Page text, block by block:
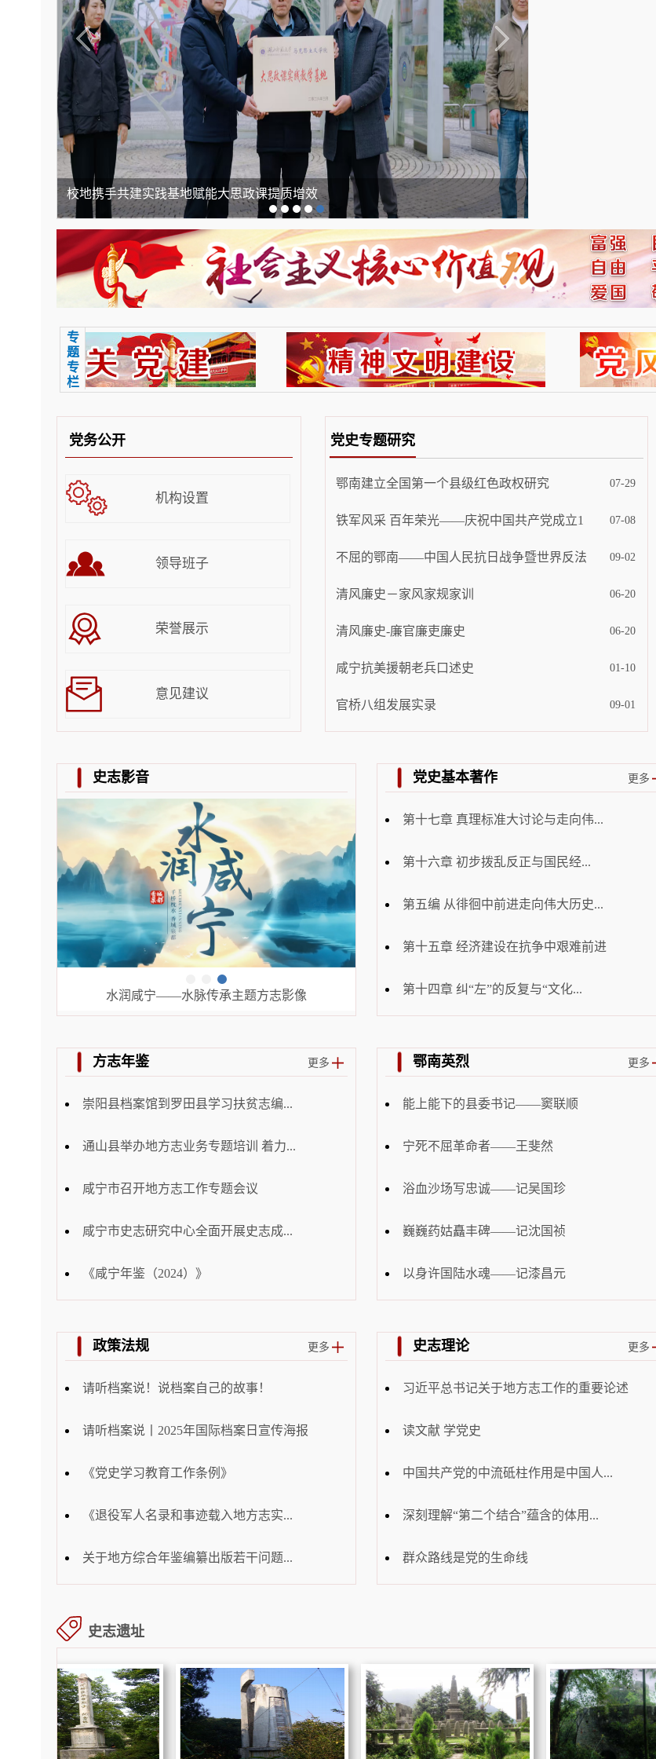
校地携手共建实践基地赋能大思政课提质增效
专
题
专
栏
党务公开
机构设置
领导班子
荣誉展示
意见建议
党史专题研究
鄂南建立全国第一个县级红色政权研究 07-29
铁军风采 百年荣光——庆祝中国共产党成立1 07-08
不屈的鄂南——中国人民抗日战争暨世界反法 09-02
清风廉史－家风家规家训 06-20
清风廉史-廉官廉吏廉史 06-20
咸宁抗美援朝老兵口述史 01-10
官桥八组发展实录 09-01
史志影音
铁军风采 百年荣光——庆祝中国共产党成立10...
党史基本著作 更多
第十七章 真理标准大讨论与走向伟...
第十六章 初步拨乱反正与国民经...
第五编 从徘徊中前进走向伟大历史...
第十五章 经济建设在抗争中艰难前进
第十四章 纠“左”的反复与“文化...
方志年鉴 更多
崇阳县档案馆到罗田县学习扶贫志编...
通山县举办地方志业务专题培训 着力...
咸宁市召开地方志工作专题会议
咸宁市史志研究中心全面开展史志成...
《咸宁年鉴（2024）》
鄂南英烈 更多
能上能下的县委书记——窦联顺
宁死不屈革命者——王斐然
浴血沙场写忠诚——记吴国珍
巍巍药姑矗丰碑——记沈国祯
以身许国陆水魂——记漆昌元
政策法规 更多
请听档案说！说档案自己的故事！
请听档案说丨2025年国际档案日宣传海报
《党史学习教育工作条例》
《退役军人名录和事迹载入地方志实...
关于地方综合年鉴编纂出版若干问题...
史志理论 更多
习近平总书记关于地方志工作的重要论述
读文献 学党史
中国共产党的中流砥柱作用是中国人...
深刻理解“第二个结合”蕴含的体用...
群众路线是党的生命线
史志遗址